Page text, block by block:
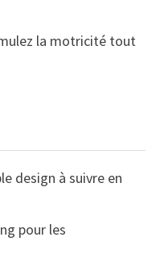
la motricité tout
design à suivre en
pour les